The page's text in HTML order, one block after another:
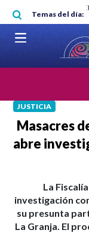
Pasar al contenido
Temas del día:
JUSTICIA
Masacres
abre
La
investigación
su presunta
La Granja. El